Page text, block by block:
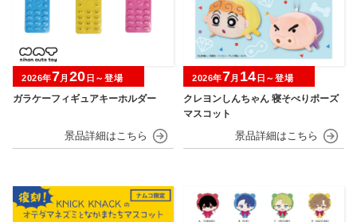
ガラケーフィギュアキーホルダー
2026年7月 20 日～登場
クレヨンしんちゃん 寝そべりポーズ
マスコット
2026年7月 14 日～登場